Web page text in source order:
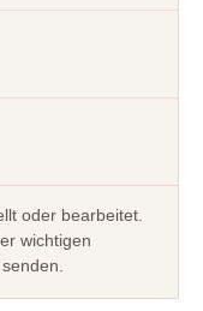
oder bearbeitet.
wichtigen